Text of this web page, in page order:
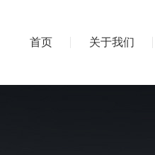
首页 关于我们